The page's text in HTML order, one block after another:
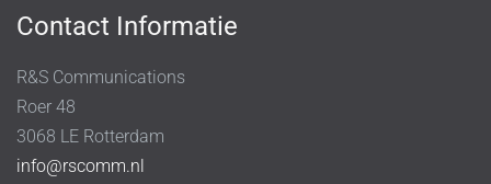
Contact Informatie
R&S Communications
Roer 48
3068 LE Rotterdam
info@rscomm.nl